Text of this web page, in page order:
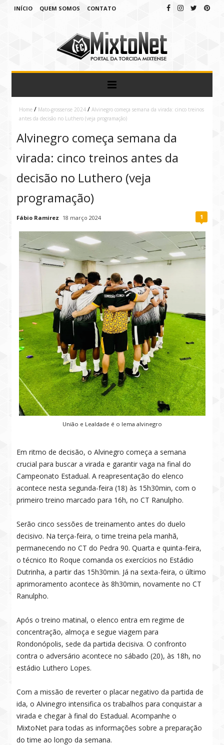
INÍCIO QUEM SOMOS CONTATO
Home / Mato-grossense 2024 / Alvinegro começa semana da virada: cinco treinos
antes da decisão no Luthero (veja programação)
Alvinegro começa semana da
virada: cinco treinos antes da
decisão no Luthero (veja
programação)
Fábio Ramirez 18 março 2024 1
União e Lealdade é o lema alvinegro
Em ritmo de decisão, o Alvinegro começa a semana
crucial para buscar a virada e garantir vaga na final do
Campeonato Estadual. A reapresentação do elenco
acontece nesta segunda-feira (18) às 15h30min, com o
primeiro treino marcado para 16h, no CT Ranulpho.
Serão cinco sessões de treinamento antes do duelo
decisivo. Na terça-feira, o time treina pela manhã,
permanecendo no CT do Pedra 90. Quarta e quinta-feira,
o técnico Ito Roque comanda os exercícios no Estádio
Dutrinha, a partir das 15h30min. Já na sexta-feira, o último
aprimoramento acontece às 8h30min, novamente no CT
Ranulpho.
Após o treino matinal, o elenco entra em regime de
concentração, almoça e segue viagem para
Rondonópolis, sede da partida decisiva. O confronto
contra o adversário acontece no sábado (20), às 18h, no
estádio Luthero Lopes.
Com a missão de reverter o placar negativo da partida de
ida, o Alvinegro intensifica os trabalhos para conquistar a
virada e chegar à final do Estadual. Acompanhe o
MixtoNet para todas as informações sobre a preparação
do time ao longo da semana.